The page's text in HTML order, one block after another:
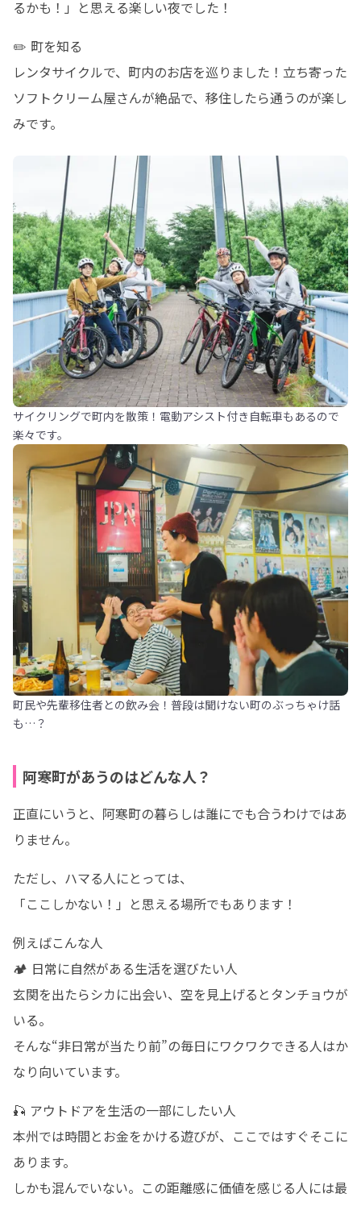
るかも！」と思える楽しい夜でした！
✏️ 町を知る
レンタサイクルで、町内のお店を巡りました！立ち寄った
ソフトクリーム屋さんが絶品で、移住したら通うのが楽し
みです。
サイクリングで町内を散策！電動アシスト付き自転車もあるので
楽々です。
町民や先輩移住者との飲み会！普段は聞けない町のぶっちゃけ話
も…？
阿寒町があうのはどんな人？
正直にいうと、阿寒町の暮らしは誰にでも合うわけではあ
りません。
ただし、ハマる人にとっては、
「ここしかない！」と思える場所でもあります！
例えばこんな人
🏕️ 日常に自然がある生活を選びたい人
玄関を出たらシカに出会い、空を見上げるとタンチョウが
いる。
そんな“非日常が当たり前”の毎日にワクワクできる人はか
なり向いています。
🎣 アウトドアを生活の一部にしたい人
本州では時間とお金をかける遊びが、ここではすぐそこに
あります。
しかも混んでいない。この距離感に価値を感じる人には最